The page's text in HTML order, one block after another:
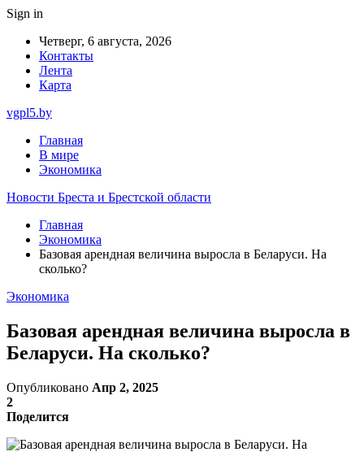
Sign in
Четверг, 6 августа, 2026
Контакты
Лента
Карта
vgpl5.by
Главная
В мире
Экономика
Новости Бреста и Брестской области
Главная
Экономика
Базовая арендная величина выросла в Беларуси. На
сколько?
Экономика
Базовая арендная величина выросла в
Беларуси. На сколько?
Опубликовано Апр 2, 2025
2
Поделится